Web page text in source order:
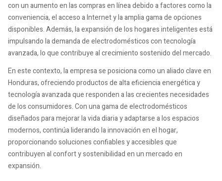
con un aumento en las compras en línea debido a factores como la
conveniencia, el acceso a Internet y la amplia gama de opciones
disponibles. Además, la expansión de los hogares inteligentes está
impulsando la demanda de electrodomésticos con tecnología
avanzada, lo que contribuye al crecimiento sostenido del mercado.
En este contexto, la empresa se posiciona como un aliado clave en
Honduras, ofreciendo productos de alta eficiencia energética y
tecnología avanzada que responden a las crecientes necesidades
de los consumidores. Con una gama de electrodomésticos
diseñados para mejorar la vida diaria y adaptarse a los espacios
modernos, continúa liderando la innovación en el hogar,
proporcionando soluciones confiables y accesibles que
contribuyen al confort y sostenibilidad en un mercado en
expansión.